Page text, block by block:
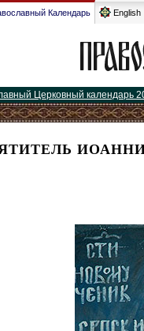
Календарь English
Церковный календарь